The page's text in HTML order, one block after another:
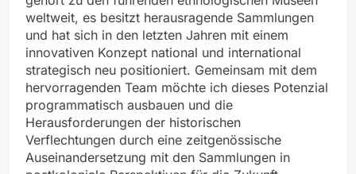
weltweit, es besitzt herausragende Sammlungen
und hat sich in den letzten Jahren mit einem
innovativen Konzept national und international
strategisch neu positioniert. Gemeinsam mit dem
hervorragenden Team möchte ich dieses Potenzial
programmatisch ausbauen und die
Herausforderungen der historischen
Verflechtungen durch eine zeitgenössische
Auseinandersetzung mit den Sammlungen in